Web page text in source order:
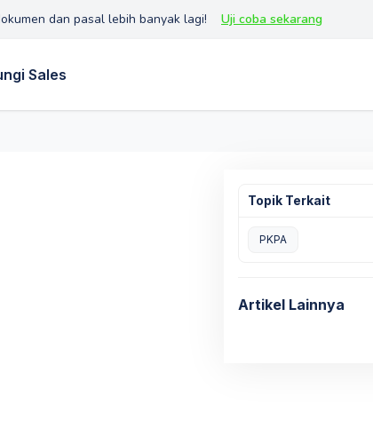
dan pasal lebih banyak lagi! Uji coba sekarang
Sales
Topik Terkait
PKPA
Artikel Lainnya